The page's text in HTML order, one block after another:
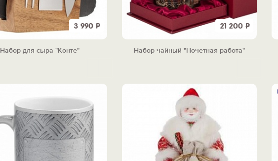
3 990 Р
Набор для сыра "Конте"
21 200Р
Набор чайный "Почетная работа"